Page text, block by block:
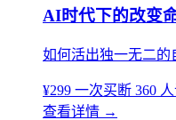
AI时代下的改变
如何活出独一无二的
¥299 一次买断 360
查看详情 →